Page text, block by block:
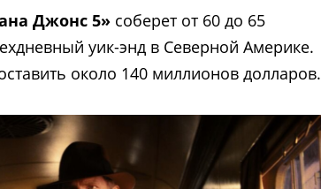
Джонс 5» соберет от 60 до 65
уик-энд в Северной Америке.
около 140 миллионов долларов.